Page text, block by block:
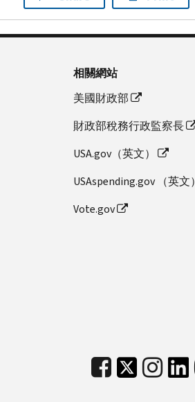
相關網站
美國財政部
財政部稅務行政監察長
USA.gov（英文）
USAspending.gov （英文）
Vote.gov